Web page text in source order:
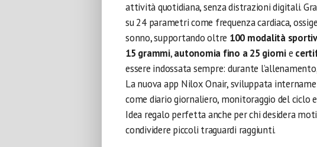
attività quotidiana, senza distrazioni digitali.
su 24 parametri come frequenza cardiaca,
sonno, supportando oltre 100 modalità
15 grammi,autonomia fino a 25 giornie
essere indossata sempre: durante
La nuova app Nilox Onair, sviluppata
come diario giornaliero, monitoraggio del ciclo
Idea regalo perfetta anche per chi desidera
condividere piccoli traguardi raggiunti.